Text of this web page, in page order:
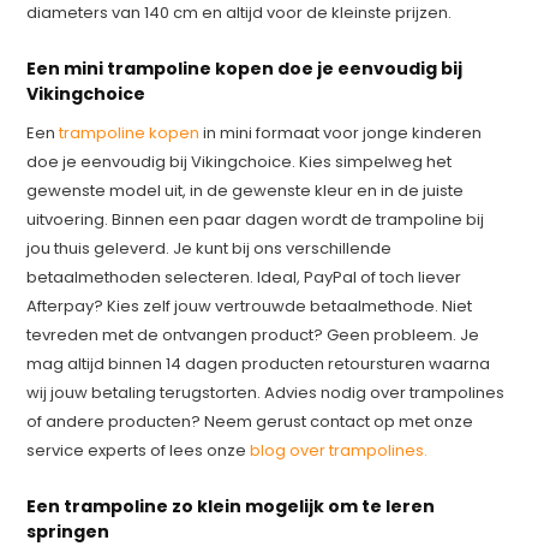
diameters van 140 cm en altijd voor de kleinste prijzen.
Een mini trampoline kopen doe je eenvoudig bij
Vikingchoice
Eentrampoline kopen in mini formaat voor jonge kinderen
doe je eenvoudig bij Vikingchoice. Kies simpelweg het
gewenste model uit, in de gewenste kleur en in de juiste
uitvoering. Binnen een paar dagen wordt de trampoline bij
jou thuis geleverd. Je kunt bij ons verschillende
betaalmethoden selecteren. Ideal, PayPal of toch liever
Afterpay? Kies zelf jouw vertrouwde betaalmethode. Niet
tevreden met de ontvangen product? Geen probleem. Je
mag altijd binnen 14 dagen producten retoursturen waarna
wij jouw betaling terugstorten. Advies nodig over trampolines
of andere producten? Neem gerust contact op met onze
service experts of lees onzeblog over trampolines.
Een trampoline zo klein mogelijk om te leren
springen